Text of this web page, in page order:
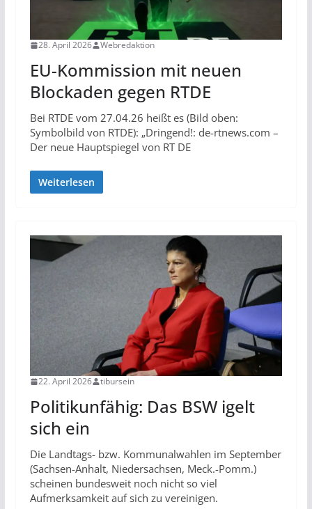
28. April 2026 Webredaktion
EU-Kommission mit neuen
Blockaden gegen RTDE
Bei RTDE vom 27.04.26 heißt es (Bild oben:
Symbolbild von RTDE): „Dringend!: de-rtnews.com –
Der neue Hauptspiegel von RT DE
Weiterlesen
22. April 2026 tibursein
Politikunfähig: Das BSW igelt
sich ein
Die Landtags- bzw. Kommunalwahlen im September
(Sachsen-Anhalt, Niedersachsen, Meck.-Pomm.)
scheinen bundesweit noch nicht so viel
Aufmerksamkeit auf sich zu vereinigen.